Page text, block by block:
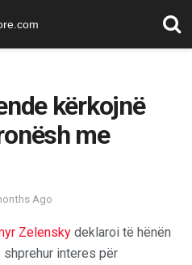
kërkojnë
me
Ago
Zelensky deklaroi të hënën
interes për